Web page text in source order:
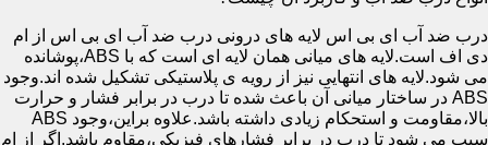
درب ضد آب ای بی اس لایه های درونی درب ضد آب ای بی اس از ام
دی اف است.لایه های میانی همان لایه ای است که با ABS،پوشانده
می شود.لایه های انتهایی نیز از رویه ی پلاستیکی تشکیل شده اند.وجود
ABS در ساختار میانی آن باعث شده تا درب در برابر فشار و حرارت
بالا،مقاومت و استحکام زیادی داشته باشد.علاوه براین،وجود ABS
سبب می شود تا درب در برابر فشارهای فیزیکی،مقاوم باشد.اگر از ام